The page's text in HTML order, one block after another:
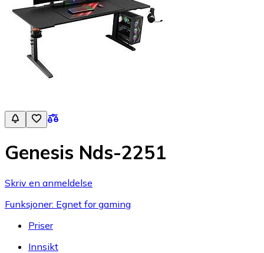
Genesis Nds-2251
Skriv en anmeldelse
Funksjoner: Egnet for gaming
Priser
Innsikt